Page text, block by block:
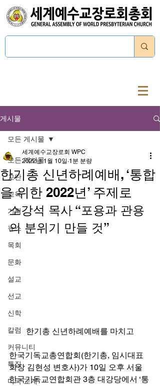
게시물
모든 게시물
교단
교육
기획
뉴스
목회
문화
설교
선교
신학
칼럼
커뮤니티
특집
미국 교계
모든 게시물
한기총 신년하례예배, ‘통합
을 위한 2022년’ 주제로
세계예수교장로회 WPC
2022년 1월 10일 1분 분량
소강석 목사 “포용과 관용
의 분위기 만들 것”
한기총 신년하례예배를 마치고
한국기독교총연합회(한기총, 임시대표
회장 김현성 변호사)가 10일 오후 서울
한국기독교연합회관 3층 대강당에서 ‘통